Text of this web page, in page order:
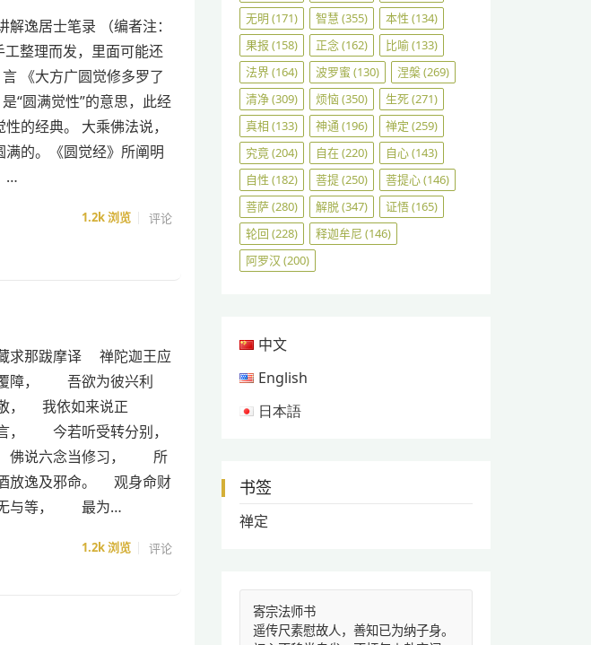
逸居士笔录 （编者注：
整理而发，里面可能还
《大方广圆觉修多罗了
“圆满觉性”的意思，此经
的经典。 大乘佛法说，
的。《圆觉经》所阐明
…
1.2k浏览 评论
求那跋摩译 禅陀迦王应
障， 吾欲为彼兴利
， 我依如来说正
， 今若听受转分别，
佛说六念当修习， 所
逸及邪命。 观身命财
与等， 最为…
1.2k浏览 评论
无明 (171) 智慧 (355) 本性 (134)
果报 (158) 正念(162) 比喻(133)
法界(164) 波罗蜜 (130) 涅槃(269)
清净(309) 烦恼(350) 生死(271)
真相 (133) 神通 (196) 禅定 (259)
究竟(204) 自在(220) 自心(143)
自性 (182) 菩提(250) 菩提心(146)
菩萨(280) 解脱(347) 证悟(165)
轮回 (228) 释迦牟尼 (146)
阿罗汉 (200)
中文
English
日本語
书签
禅定
寄宗法师书
遥传尺素慰故人，善知已为纳子身。